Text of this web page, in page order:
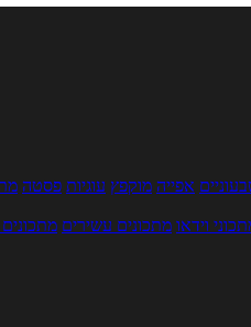
אפייה מוקפץ עוגיות פסטה
וידאו מתכונים עשירים